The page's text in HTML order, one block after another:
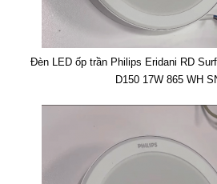
Đèn LED ốp trần Philips Eridani RD
D150 17W 865 WH